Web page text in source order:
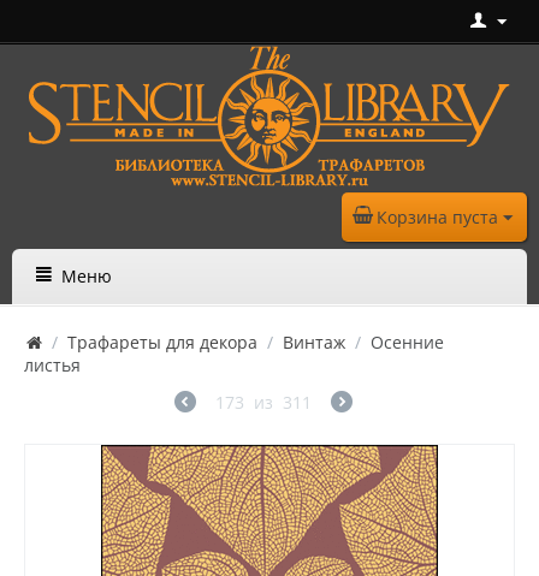
Корзина пуста
Меню
/ Трафареты для декора / Винтаж / Осенние
листья
173 из 311